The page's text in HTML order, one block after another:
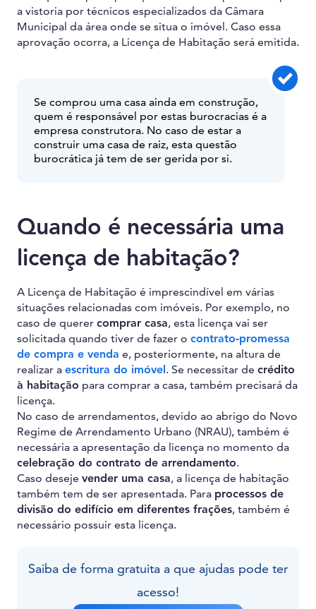
a vistoria por técnicos especializados da Câmara
Municipal da área onde se situa o imóvel. Caso essa
aprovação ocorra, a Licença de Habitação será emitida.
Se comprou uma casa ainda em construção,
quem é responsável por estas burocracias é a
empresa construtora. No caso de estar a
construir uma casa de raiz, esta questão
burocrática já tem de ser gerida por si.
Quando é necessária uma
licença de habitação?
A Licença de Habitação é imprescindível em várias
situações relacionadas com imóveis. Por exemplo, no
caso de querer comprar casa, esta licença vai ser
solicitada quando tiver de fazer o contrato-promessa
de compra e venda e, posteriormente, na altura de
realizar a escritura do imóvel. Se necessitar de crédito
à habitação para comprar a casa, também precisará da
licença.
No caso de arrendamentos, devido ao abrigo do Novo
Regime de Arrendamento Urbano (NRAU), também é
necessária a apresentação da licença no momento da
celebração do contrato de arrendamento.
Caso deseje vender uma casa, a licença de habitação
também tem de ser apresentada. Para processos de
divisão do edifício em diferentes frações, também é
necessário possuir esta licença.
Saiba de forma gratuita a que ajudas pode ter
acesso!